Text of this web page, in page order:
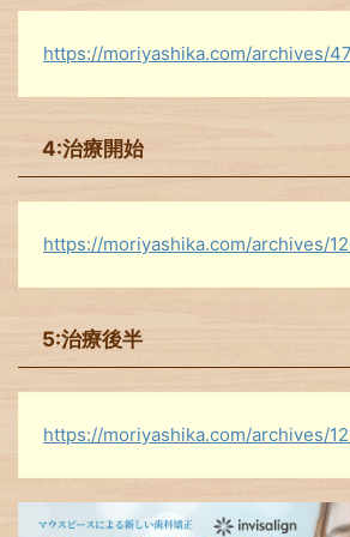
https://moriyashika.com/archives/
4:治療開始
https://moriyashika.com/archives/
5:治療後半
https://moriyashika.com/archives/